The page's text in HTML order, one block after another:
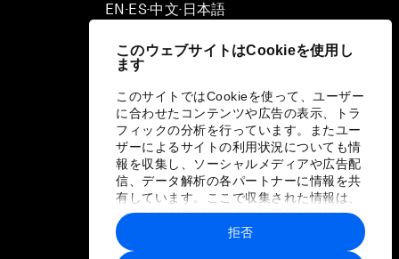
このウェブサイトはCookieを使用し
ます
このサイトではCookieを使って、ユーザー
に合わせたコンテンツや広告の表示、トラ
フィックの分析を行っています。またユー
ザーによるサイトの利用状況についても情
報を収集し、ソーシャルメディアや広告配
信、データ解析の各パートナーに情報を共
有しています。ここで収集された情報は、
ユーザーが各パートナーに提供した他の情
報や各パートナーのサービスを使用した際
に収集された情報と組み合わされ、各パー
拒否
EN ▪ES▪中文▪ 日本語